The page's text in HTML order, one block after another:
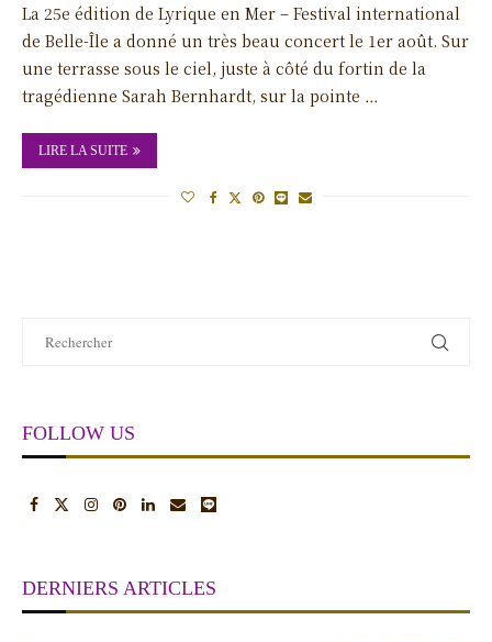
La 25e édition de Lyrique en Mer – Festival international
de Belle-Île a donné un très beau concert le 1er août. Sur
une terrasse sous le ciel, juste à côté du fortin de la
tragédienne Sarah Bernhardt, sur la pointe …
LIRE LA SUITE
FOLLOW US
DERNIERS ARTICLES